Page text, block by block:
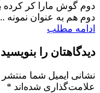
دوم هم به عنوان نمونه
ادامه مطلب
دیدگاهتان را بنویسید
نشانی ایمیل شما
علامت‌گذاری شده‌اند *